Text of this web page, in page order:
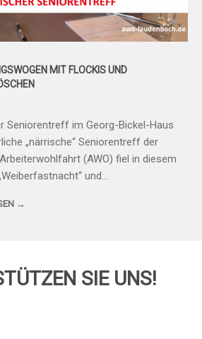
MIT FLOCKIS UND
Seniorentreff im Georg-Bickel-Haus
„närrische“ Seniorentreff der
(AWO) fiel in diesem
und…
→
SIE UNS!